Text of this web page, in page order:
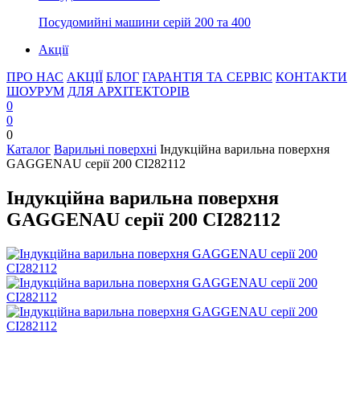
Посудомийні машини серій 200 та 400
Акції
ПРО НАС АКЦІЇ БЛОГ ГАРАНТІЯ ТА СЕРВІС КОНТАКТИ
ШОУРУМ ДЛЯ АРХІТЕКТОРІВ
0
0
0
Каталог Варильні поверхні Індукційна варильна поверхня
GAGGENAU серії 200 CI282112
Індукційна варильна поверхня
GAGGENAU серії 200 CI282112